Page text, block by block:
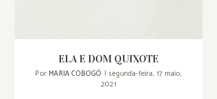
ELA E DOM QUIXOTE
Por MARIA COBOGÓ | segunda-feira, 17 maio,
2021